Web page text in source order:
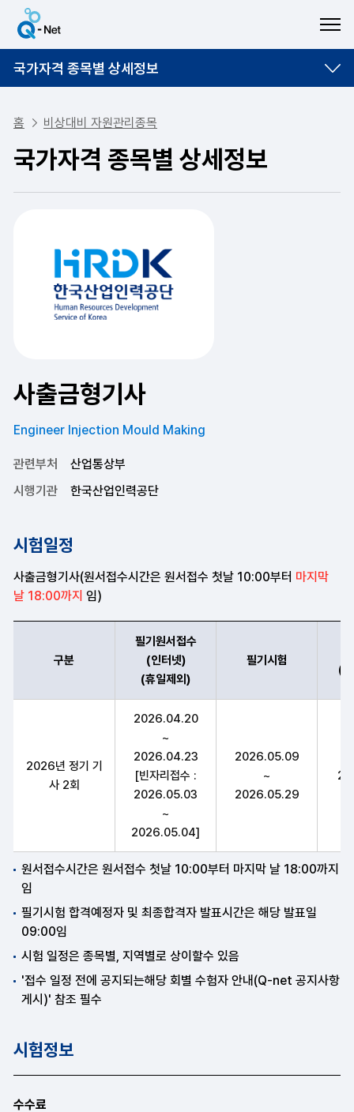
국가자격 종목별 상세정보
홈 비상대비 자원관리종목
국가자격 종목별 상세정보
사출금형기사
Engineer Injection Mould Making
관련부처
산업통상부
시행기관
한국산업인력공단
시험일정
사출금형기사(원서접수시간은 원서접수 첫날 10:00부터 마지막
날 18:00까지 임)
구분
필기원서접수
(인터넷)
(휴일제외)
필기시험
(
2026년 정기 기
사 2회
2026.04.20
~
2026.04.23
[빈자리접수 :
2026.05.03
~
2026.05.04]
2026.05.09
~
2026.05.29
원서접수시간은 원서접수 첫날 10:00부터 마지막 날 18:00까지
임
필기시험 합격예정자 및 최종합격자 발표시간은 해당 발표일
09:00임
시험 일정은 종목별, 지역별로 상이할수 있음
'접수 일정 전에 공지되는해당 회별 수험자 안내(Q-net 공지사항
게시)' 참조 필수
시험정보
수수료